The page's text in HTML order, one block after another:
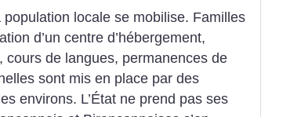
locale se mobilise. Familles
d’un centre d’hébergement,
cours de langues, permanences de
sont mis en place par des
environs. L’État ne prend pas ses